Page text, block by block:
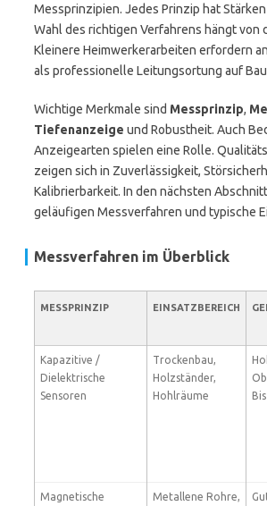
Messprinzipien. Jedes Prinzip hat
Wahl des richtigen Verfahrens hängt von
Kleinere Heimwerkerarbeiten erfordern
als professionelle Leitungsortung auf
Wichtige Merkmale sind Messprinzip,
Tiefenanzeige und Robustheit. Auch
Anzeigearten spielen eine Rolle.
zeigen sich in Zuverlässigkeit,
Kalibrierbarkeit. In den nächsten
geläufigen Messverfahren und typische
Messverfahren im Überblick
MESSPRINZIP EINSATZBEREICH
Kapazitive /
Dielektrische
Sensoren
Trockenbau,
Holzständer,
Hohlräume
Magnetische
Metallene Rohre,